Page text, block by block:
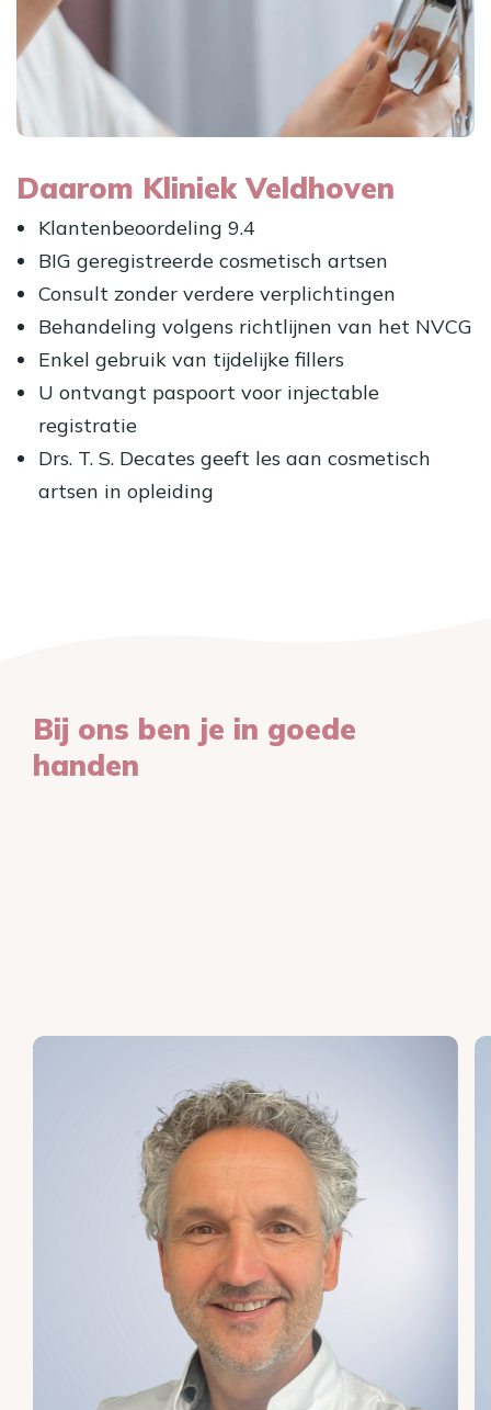
Daarom Kliniek Veldhoven
Klantenbeoordeling 9.4
BIG geregistreerde cosmetisch artsen
Consult zonder verdere verplichtingen
Behandeling volgens richtlijnen van het NVCG
Enkel gebruik van tijdelijke fillers
U ontvangt paspoort voor injectable
registratie
Drs. T. S. Decates geeft les aan cosmetisch
artsen in opleiding
Bij ons ben je in goede
handen